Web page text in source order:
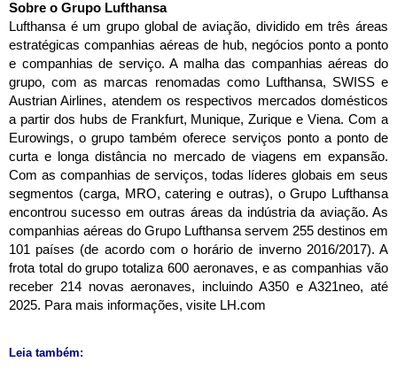
Sobre o Grupo Lufthansa
Lufthansa é um grupo global de aviação, dividido em três áreas
estratégicas companhias aéreas de hub, negócios ponto a ponto
e companhias de serviço. A malha das companhias aéreas do
grupo, com as marcas renomadas como Lufthansa, SWISS e
Austrian Airlines, atendem os respectivos mercados domésticos
a partir dos hubs de Frankfurt, Munique, Zurique e Viena. Com a
Eurowings, o grupo também oferece serviços ponto a ponto de
curta e longa distância no mercado de viagens em expansão.
Com as companhias de serviços, todas líderes globais em seus
segmentos (carga, MRO, catering e outras), o Grupo Lufthansa
encontrou sucesso em outras áreas da indústria da aviação. As
companhias aéreas do Grupo Lufthansa servem 255 destinos em
101 países (de acordo com o horário de inverno 2016/2017). A
frota total do grupo totaliza 600 aeronaves, e as companhias vão
receber 214 novas aeronaves, incluindo A350 e A321neo, até
2025. Para mais informações, visite LH.com
Leia também: